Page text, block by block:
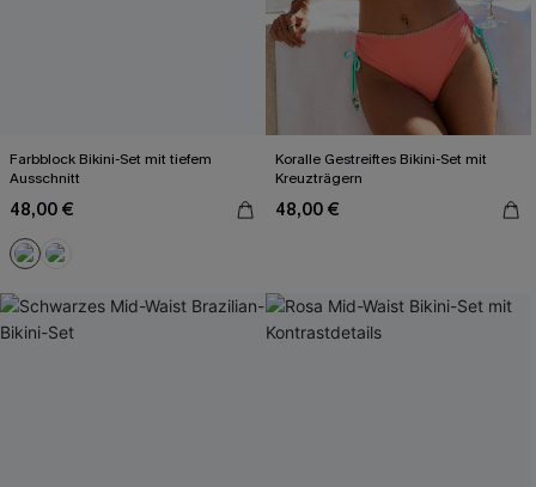
Farbblock Bikini-Set mit tiefem
Ausschnitt
48,00 €
Koralle Gestreiftes Bikini-Set mit
Kreuzträgern
48,00 €